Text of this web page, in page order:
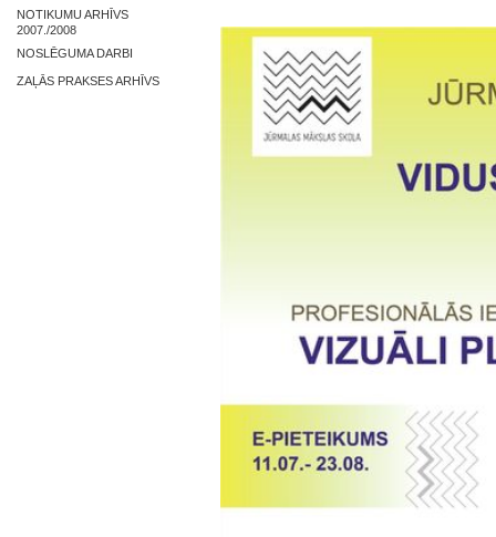
NOTIKUMU ARHĪVS
2007./2008
NOSLĒGUMA DARBI
ZAĻĀS PRAKSES ARHĪVS